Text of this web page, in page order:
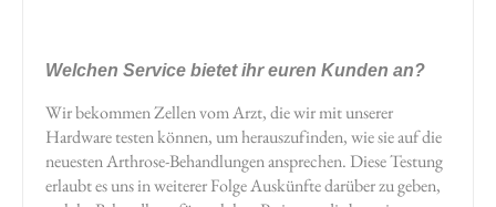
Welchen Service bietet ihr euren Kunden an?
Wir bekommen Zellen vom Arzt, die wir mit unserer
Hardware testen können, um herauszufinden, wie sie auf die
neuesten Arthrose-Behandlungen ansprechen. Diese Testung
erlaubt es uns in weiterer Folge Auskünfte darüber zu geben,